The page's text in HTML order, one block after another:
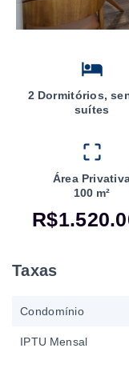
2 Dormitórios,
suítes
Área
100 m²
Taxas
Condomínio
IPTU Mensal